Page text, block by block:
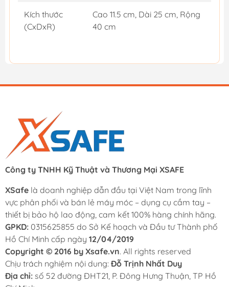
Kích thước
(CxDxR)
Cao 11.5 cm, Dài 25 cm, Rộng
40 cm
Công ty TNHH Kỹ Thuật và Thương Mại XSAFE
XSafe là doanh nghiệp dẫn đầu tại Việt Nam trong lĩnh
vực phân phối và bán lẻ máy móc – dụng cụ cầm tay –
thiết bị bảo hộ lao động, cam kết 100% hàng chính hãng.
GPKD: 0315625855 do Sở Kế hoạch và Đầu tư Thành phố
Hồ Chí Minh cấp ngày 12/04/2019
Copyright © 2016 by Xsafe.vn. All rights reserved
Chịu trách nghiệm nội dung: Đỗ Trịnh Nhất Duy
Địa chỉ: số 52 đường ĐHT21, P. Đông Hưng Thuận, TP Hồ